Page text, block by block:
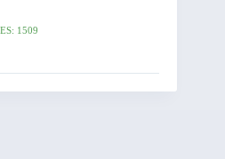
1509